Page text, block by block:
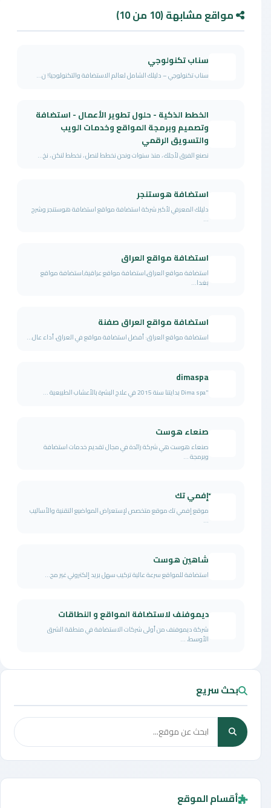
مواقع مشابهة (10 من 10)
سناب تكنولوجي
سناب تكنولوجي – دليلك الشامل لعالم الاستضافة والتكنولوجيا! ن...
الخطط الذكية - حلول تطوير الأعمال - استضافة
وتصميم وبرمجة المواقع وخدمات الويب
والتسويق الرقمي
نصنع الفرق لأجلك ، منذ سنوات ونحن نخطط لنصل ، نخطط لنكن ، نخ...
استضافة هوستنجر
دليلك المعرفي لأكبر شركة استضافة مواقع استضافة هوستنجر وشرح
...
استضافة مواقع العراق
استضافة مواقع العراق,استضافة مواقع عراقية,استضافة مواقع
بغدا...
استضافة مواقع العراق صفنة
استضافة مواقع العراق: أفضل استضافة مواقع في العراق، أداء عال...
dimaspa
"Dima spa بدايتنا سنة 2015 في علاج البشرة بالأعشاب الطبيعية ...
صنعاء هوست
صنعاء هوست هي شركة رائدة في مجال تقديم خدمات استضافة
وبرمجة ...
ّإفمي تك
موقع إفمي تك موقع متخصص لإستعراض المواضيع التقنية والأساليب
...
شاهين هوست
استضافة للمواقع سرعة عالية تركيب سهل بريد إلكتروني غير مح...
ديموفنف لاستضافة المواقع و النطاقات
شركة ديموفنف من أولى شركات الاستضافة في منطقة الشرق
الأوسط، ...
بحث سريع
أقسام الموقع